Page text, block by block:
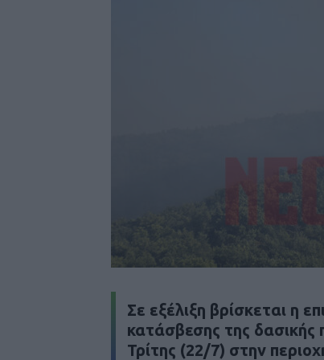
Σε εξέλιξη βρίσκεται η
κατάσβεσης της δασικής
Τρίτης (22/7) στην